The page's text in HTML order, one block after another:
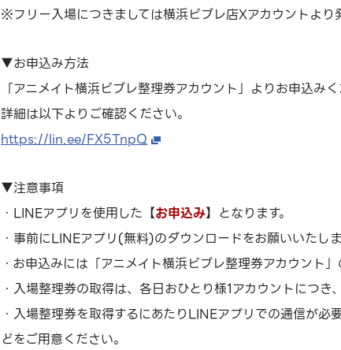
※フリー入場につきましては横浜ビブレ店Xアカウントより
▼お申込み方法
「アニメイト横浜ビブレ整理券アカウント」よりお申込みく
詳細は以下よりご確認ください。
https://lin.ee/FX5TnpQ
▼注意事項
・LINEアプリを使用した【お申込み】となります。
・事前にLINEアプリ(無料)のダウンロードをお願いいたしま
・お申込みには「アニメイト横浜ビブレ整理券アカウント
・入場整理券の取得は、各日おひとり様1アカウントにつき
・入場整理券を取得するにあたりLINEアプリでの通信が必
どをご用意ください。